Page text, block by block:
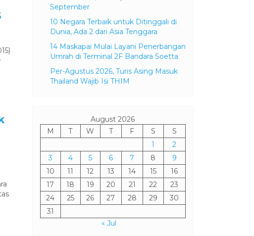
TransJakarta Blok M-Soetta Dinamai
Transbandara, Tarif Rp 15 Ribu Mulai 1
September
10 Negara Terbaik untuk Ditinggali di
Dunia, Ada 2 dari Asia Tenggara
14 Maskapai Mulai Layani Penerbangan
Umrah di Terminal 2F Bandara Soetta
August 2026
M
T W T F S
S
1
2
3
4 5 6 7 8
9
10
11 12 13 14 15
16
17
18 19 20 21 22
23
24
25 26 27 28 29
30